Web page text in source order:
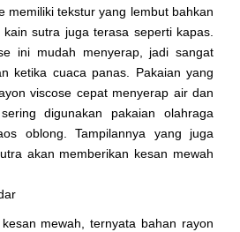
memiliki tekstur yang lembut bahkan
sutra juga terasa seperti kapas.
ini mudah menyerap, jadi sangat
ketika cuaca panas. Pakaian yang
viscose cepat menyerap air dan
digunakan pakaian olahraga
oblong. Tampilannya yang juga
akan memberikan kesan mewah
mewah, ternyata bahan rayon